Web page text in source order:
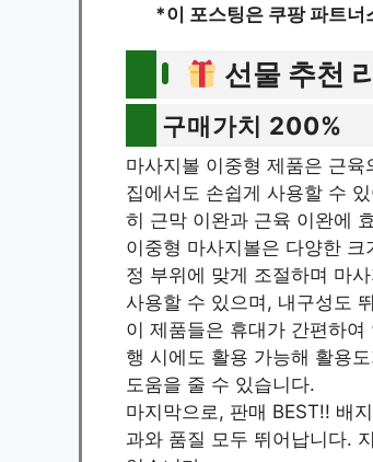
*이 포스팅은 쿠팡 파트너
선물 추천
구매가치 200%
마사지볼 이중형 제품은 근
집에서도 손쉽게 사용할 수
히 근막 이완과 근육 이완에
이중형 마사지볼은 다양한
정 부위에 맞게 조절하며 마
사용할 수 있으며, 내구성도
이 제품들은 휴대가 간편하
행 시에도 활용 가능해 활용
도움을 줄 수 있습니다.
마지막으로, 판매 BEST!! 배
과와 품질 모두 뛰어납니다.